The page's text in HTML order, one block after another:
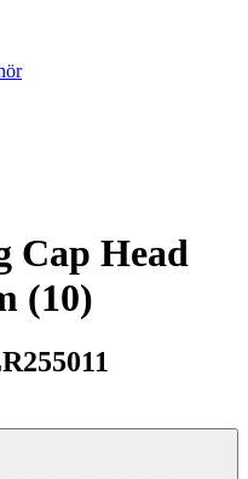
Cap Head
(10)